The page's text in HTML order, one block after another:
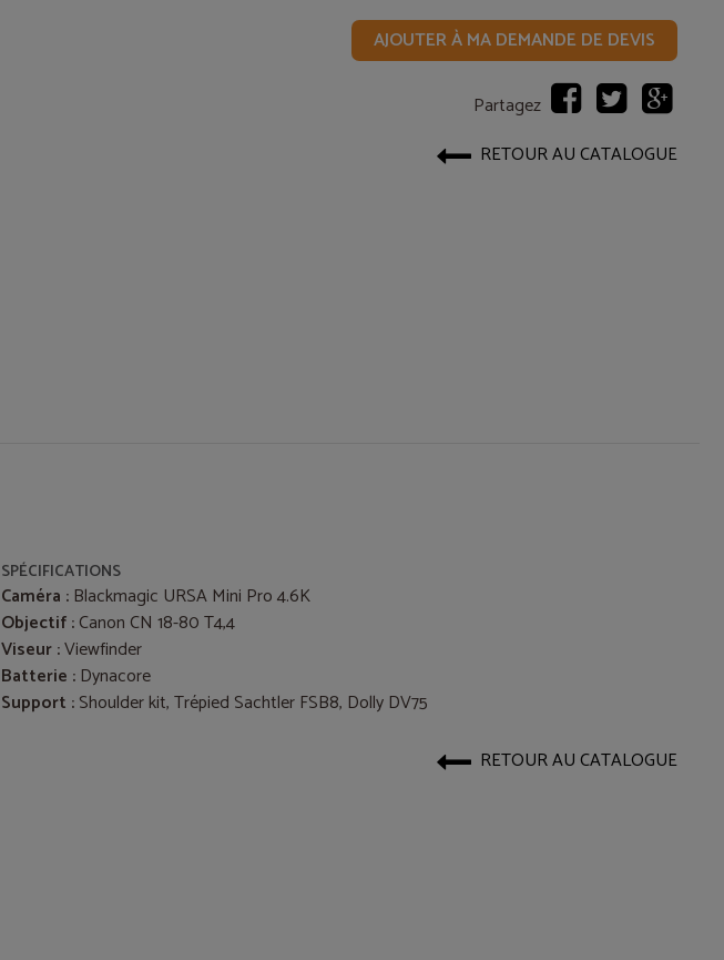
AJOUTER À MA DEMANDE DE DEVIS
Partagez
RETOUR AU CATALOGUE
SPÉCIFICATIONS
Caméra :Blackmagic URSA Mini Pro 4.6K
Objectif :Canon CN 18-80 T4,4
Viseur :Viewfinder
Batterie :Dynacore
Support :Shoulder kit, Trépied Sachtler FSB8, Dolly DV75
RETOUR AU CATALOGUE